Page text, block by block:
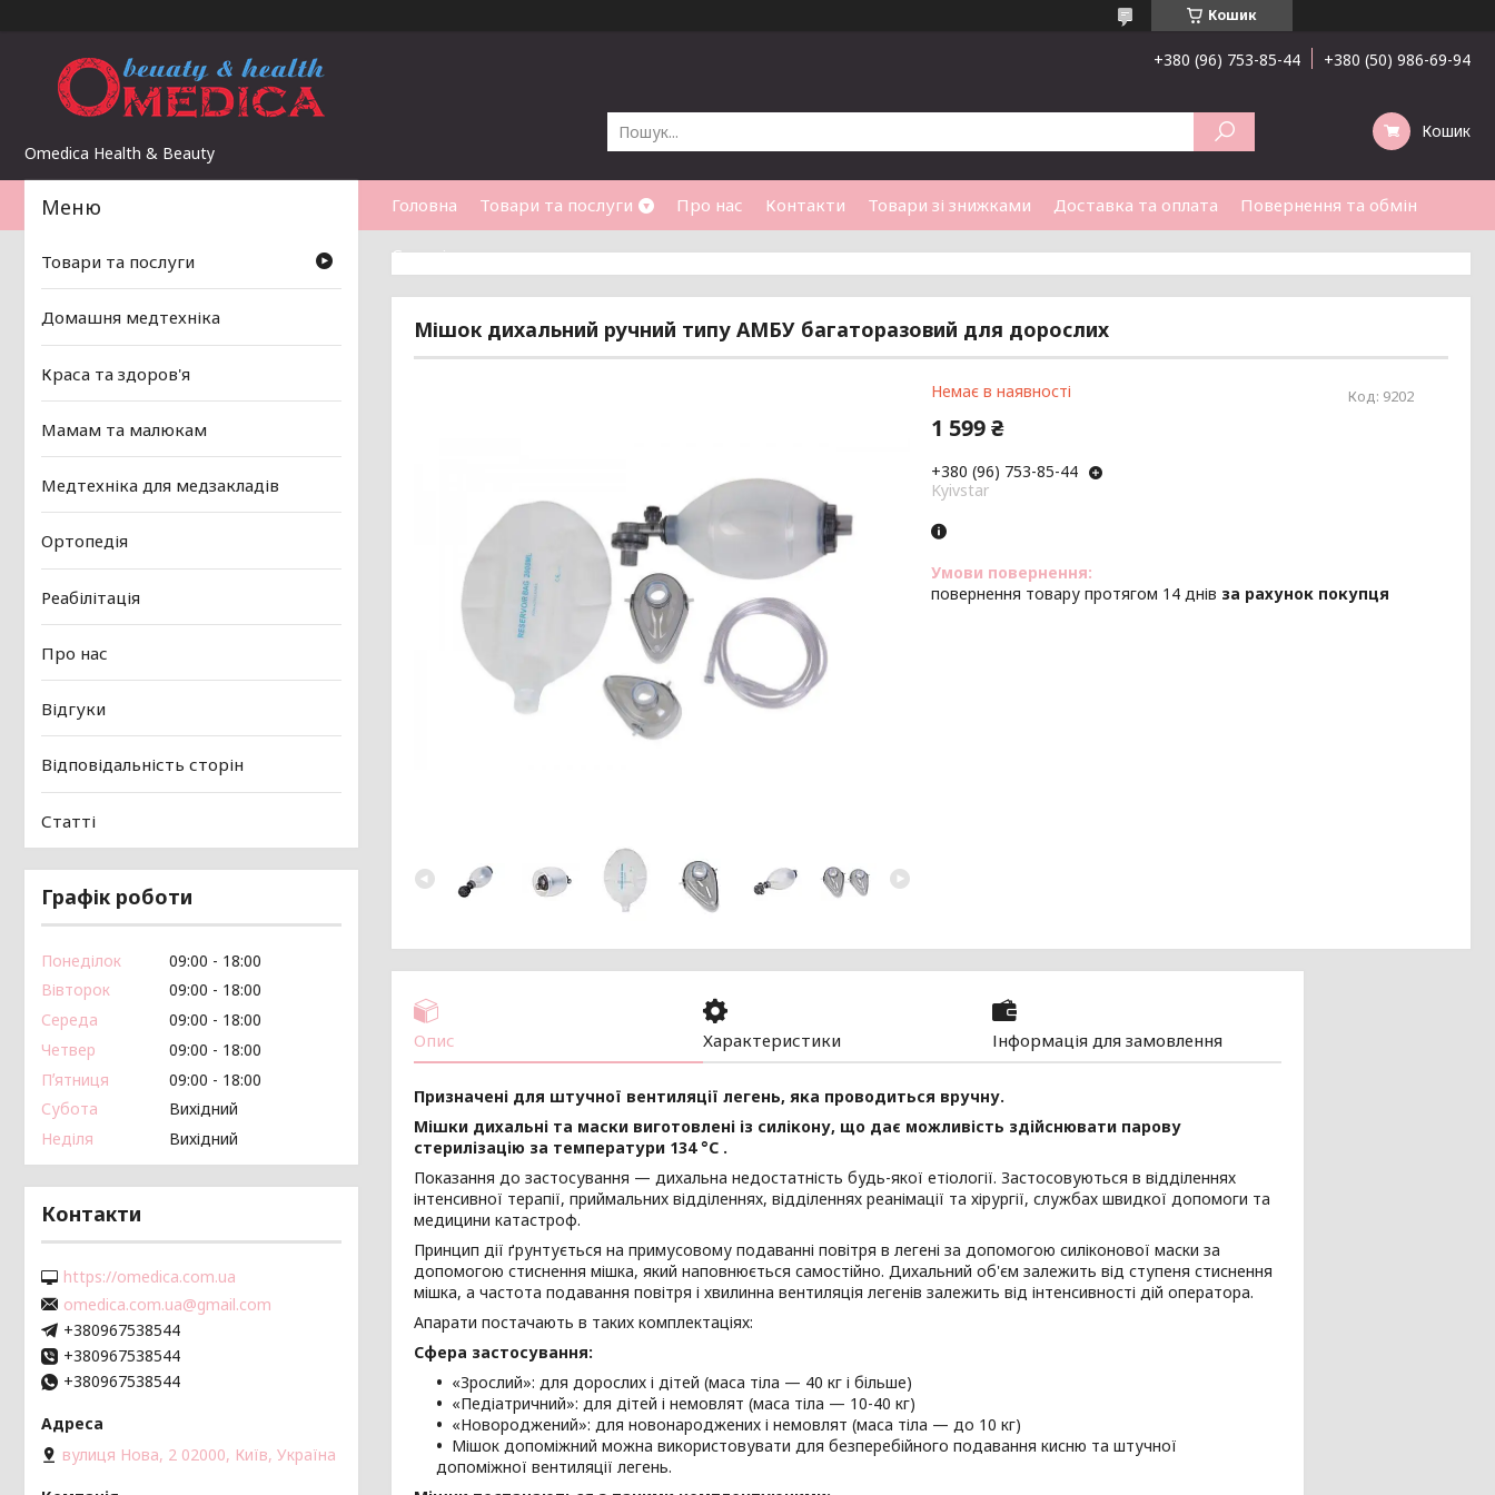
Кошик
Omedica Health & Beauty
+380 (96) 753-85-44 +380 (50) 986-69-94
Кошик
Головна Товари та послуги Про нас Контакти Товари зі знижками Доставка та оплата Повернення та обмін
Статті
Мішок дихальний ручний типу АМБУ багаторазовий для дорослих
Немає в наявності Код: 9202
1 599 ₴
+380 (96) 753-85-44
Kyivstar
повернення товару протягом 14 днів за рахунок покупця
Опис Характеристики Інформація для замовлення
Призначені для штучної вентиляції легень, яка проводиться вручну.
Мішки дихальні та маски виготовлені із силікону, що дає можливість здійснювати парову
стерилізацію за температури 134 °C .
Показання до застосування — дихальна недостатність будь-якої етіології. Застосовуються в відділеннях
інтенсивної терапії, приймальних відділеннях, відділеннях реанімації та хірургії, службах швидкої допомоги та
медицини катастроф.
Принцип дії ґрунтується на примусовому подаванні повітря в легені за допомогою силіконової маски за
допомогою стиснення мішка, який наповнюється самостійно. Дихальний об'єм залежить від ступеня стиснення
мішка, а частота подавання повітря і хвилинна вентиляція легенів залежить від інтенсивності дій оператора.
Апарати постачають в таких комплектаціях:
Сфера застосування:
«Зрослий»: для дорослих і дітей (маса тіла — 40 кг і більше)
«Педіатричний»: для дітей і немовлят (маса тіла — 10-40 кг)
«Новороджений»: для новонароджених і немовлят (маса тіла — до 10 кг)
Мішок допоміжний можна використовувати для безперебійного подавання кисню та штучної
допоміжної вентиляції легень.
Товари та послуги
Домашня медтехніка
Краса та здоров'я
Мамам та малюкам
Медтехніка для медзакладів
Ортопедія
Реабілітація
Про нас
Відгуки
Відповідальність сторін
Статті
Графік роботи
Понеділок 09:00
18:00
Вівторок
09:00
18:00
Середа
09:00
18:00
Четвер
09:00
18:00
Пʼятниця
09:00
18:00
Субота
Вихідний
Неділя
Вихідний
Контакти
https://omedica.com.ua
omedica.com.ua@gmail.com
+380967538544
+380967538544
+380967538544
вулиця Нова, 2 02000, Київ, Україна